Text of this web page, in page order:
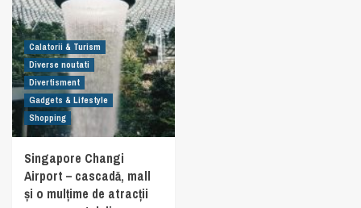
Calatorii & Turism
Diverse noutati
Divertisment
Gadgets & Lifestyle
Shopping
Singapore Changi
Airport – cascadă, mall
și o mulțime de atracții